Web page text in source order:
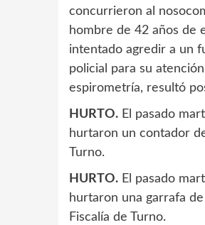
concurrieron al
hombre de 42 años de
intentado agredir a un
policial para su
espirometría, resultó
HURTO. El pasado
hurtaron un contador
Turno.
HURTO. El pasado
hurtaron una garrafa
Fiscalía de Turno.